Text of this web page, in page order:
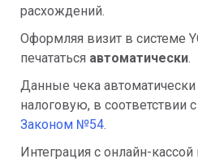
расхождений.
Оформляя визит в системе
печататься автоматически.
Данные чека
налоговую, в соответствии с
Законом №54.
Интеграция с онлайн-кассой